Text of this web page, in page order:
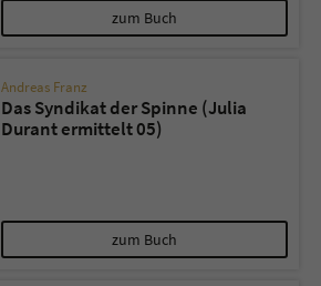
zum Buch
Andreas Franz
Das Syndikat der Spinne (Julia
Durant ermittelt 05)
zum Buch